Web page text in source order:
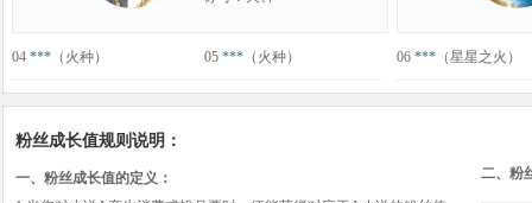
04 *** （火种） 05 *** （火种） 06 *** （星星之火）
粉丝成长值规则说明：
一、粉丝成长值的定义：
二、粉